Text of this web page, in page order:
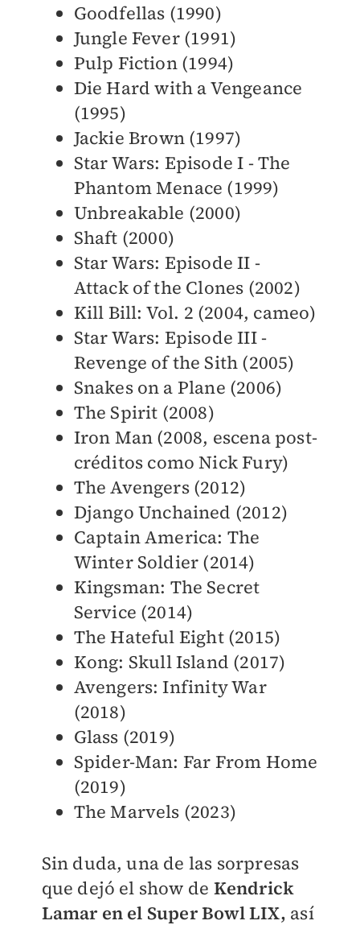
Goodfellas (1990)
Jungle Fever (1991)
Pulp Fiction (1994)
Die Hard with a Vengeance
(1995)
Jackie Brown (1997)
Star Wars: Episode I - The
Phantom Menace (1999)
Unbreakable (2000)
Shaft (2000)
Star Wars: Episode II -
Attack of the Clones (2002)
Kill Bill: Vol. 2 (2004, cameo)
Star Wars: Episode III -
Revenge of the Sith (2005)
Snakes on a Plane (2006)
The Spirit (2008)
Iron Man (2008, escena post-
créditos como Nick Fury)
The Avengers (2012)
Django Unchained (2012)
Captain America: The
Winter Soldier (2014)
Kingsman: The Secret
Service (2014)
The Hateful Eight (2015)
Kong: Skull Island (2017)
Avengers: Infinity War
(2018)
Glass (2019)
Spider-Man: Far From Home
(2019)
The Marvels (2023)
Sin duda, una de las sorpresas
que dejó el show de Kendrick
Lamar en el Super Bowl LIX, así